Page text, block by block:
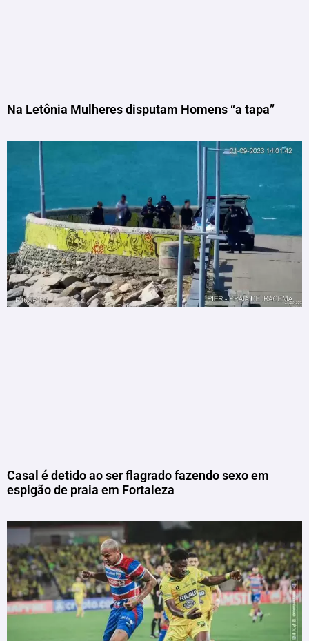
Na Letônia Mulheres disputam Homens “a tapa”
Casal é detido ao ser flagrado fazendo sexo em
espigão de praia em Fortaleza